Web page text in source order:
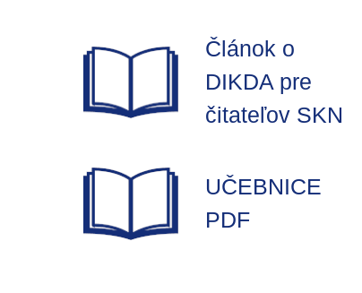
Článok o
DIKDA pre
čitateľov SKN
UČEBNICE
PDF